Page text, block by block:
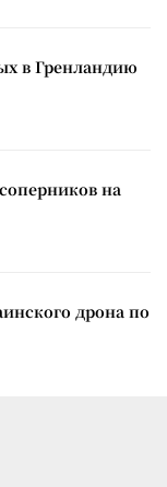
в Гренландию
на
дрона по